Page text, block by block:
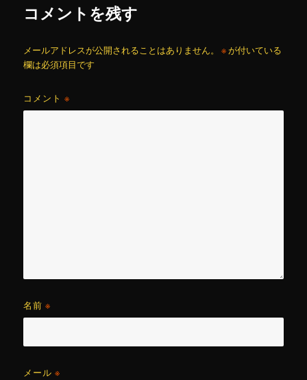
コメントを残す
メールアドレスが公開されることはありません。 ※が付いている
欄は必須項目です
コメント※
名前※
メール※